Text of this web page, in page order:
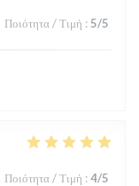
Ποιότητα / Τιμή : 5/5
Ποιότητα / Τιμή : 4/5